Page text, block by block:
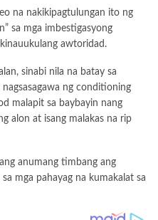
na nakikipagtulungan ito ng
sa mga imbestigasyong
awtoridad.
sinabi nila na batay sa
nagsasagawa ng conditioning
malapit sa baybayin nang
alon at isang malakas na rip
anumang timbang ang
mga pahayag na kumakalat sa